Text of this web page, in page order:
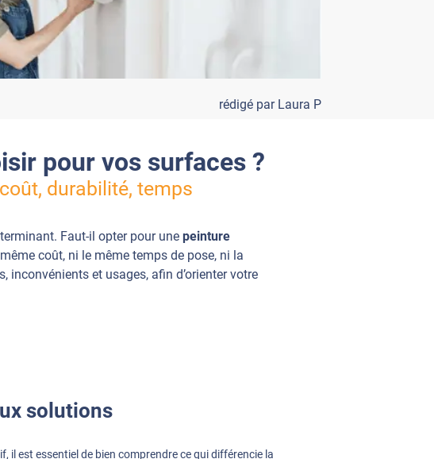
rédigé par Laura P
pour vos surfaces ?
durabilité, temps
Faut-il opter pour une peinture
coût, ni le même temps de pose, ni la
et usages, afin d’orienter votre
solutions
il est essentiel de bien comprendre ce qui différencie la